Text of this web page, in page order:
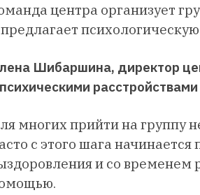
центра организует
Шибаршина, директор
многих прийти на группу
с этого шага
и со временем